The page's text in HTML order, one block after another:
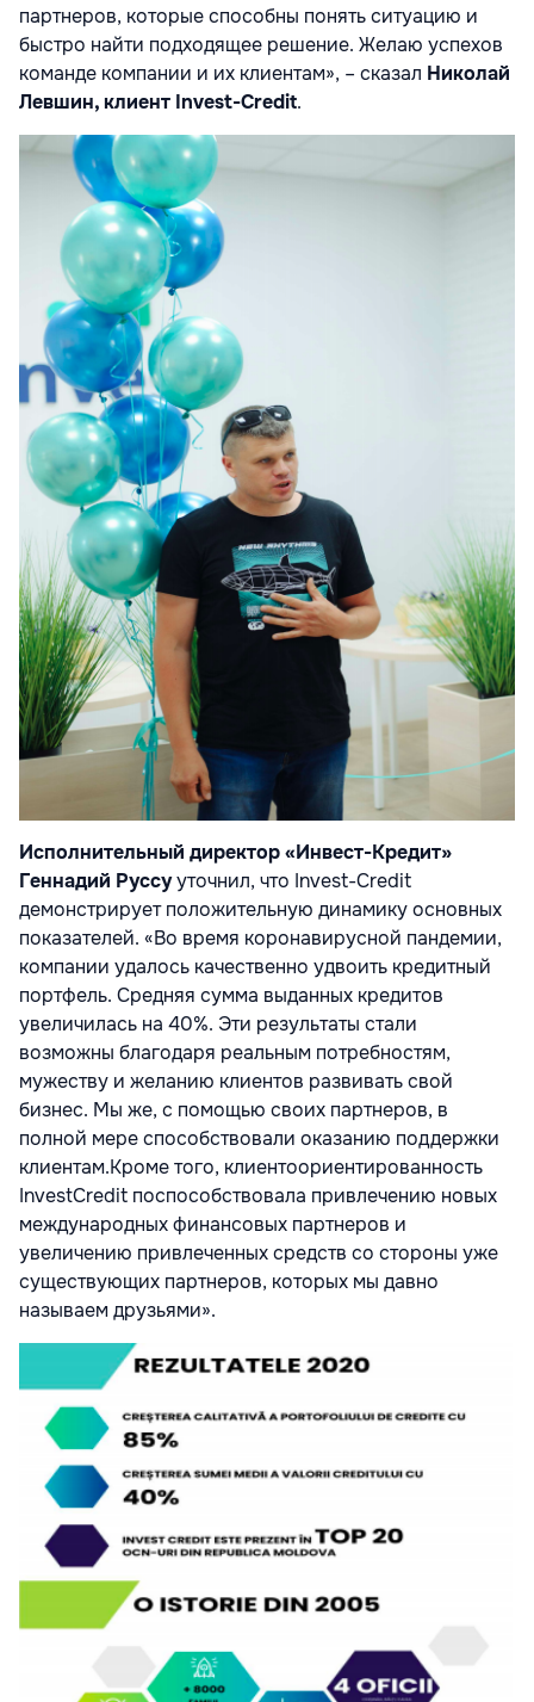
партнеров, которые способны понять ситуацию и
быстро найти подходящее решение. Желаю успехов
команде компании и их клиентам», – сказал Николай
Левшин, клиент Invest-Credit.
Исполнительный директор «Инвест-Кредит»
Геннадий Руссууточнил, что Invest-Credit
демонстрирует положительную динамику основных
показателей. «Во время коронавирусной пандемии,
компании удалось качественно удвоить кредитный
портфель. Средняя сумма выданных кредитов
увеличилась на 40%. Эти результаты стали
возможны благодаря реальным потребностям,
мужеству и желанию клиентов развивать свой
бизнес. Мы же, с помощью своих партнеров, в
полной мере способствовали оказанию поддержки
клиентам.Кроме того, клиентоориентированность
InvestCredit поспособствовала привлечению новых
международных финансовых партнеров и
увеличению привлеченных средств со стороны уже
существующих партнеров, которых мы давно
называем друзьями».